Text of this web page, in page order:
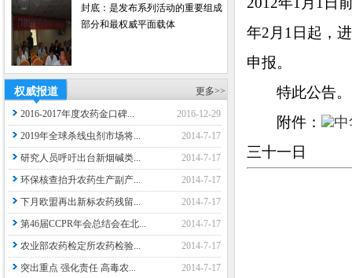
封底：是发布系列活动的重要组成
部分和最权威平面载体
权威报道 更多>>
2016-2017年度农药金口碑...
2016-12-29
2019年全球杀线虫剂市场将...
2014-7-17
研究人员呼吁出台新烟碱类...
2014-7-17
环保核查抬升农药生产副产...
2014-7-17
下月欧盟再出新标农药残留...
2014-7-17
第46届CCPR年会总结会在北...
2014-7-17
农业部农药检定所农药检验...
2014-7-17
突出重点 强化责任 高毒农...
2014-7-17
年2月1日起，
申报。
特此公告。
附件：
三十一日